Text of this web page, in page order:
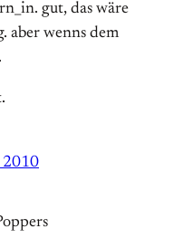
gut, das wäre
aber wenns dem
2010